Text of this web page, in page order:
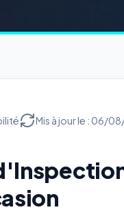
Mis à jour le : 06/